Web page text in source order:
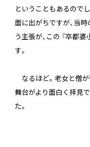
ということもあるので
面に出がちですが、当時
う主張が、この 『卒都
す。
―― なるほど。老女と僧
舞台がより面白く拝見
た。